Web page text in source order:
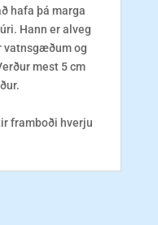
hafa þá marga
Hann er alveg
vatnsgæðum og
mest 5 cm
framboði hverju